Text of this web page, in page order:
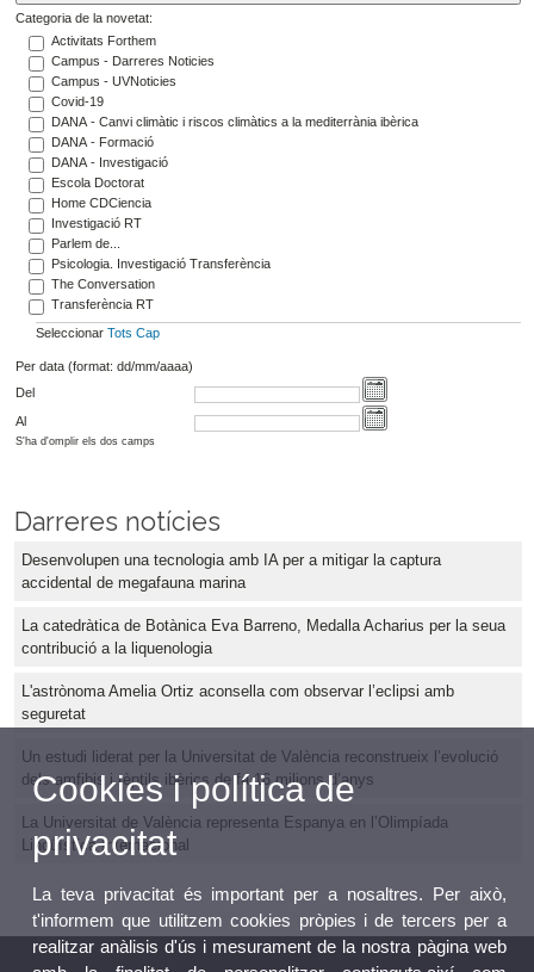
Categoria de la novetat:
Activitats Forthem
Campus - Darreres Noticies
Campus - UVNoticies
Covid-19
DANA - Canvi climàtic i riscos climàtics a la mediterrània ibèrica
DANA - Formació
DANA - Investigació
Escola Doctorat
Home CDCiencia
Investigació RT
Parlem de...
Psicologia. Investigació Transferència
The Conversation
Transferència RT
Seleccionar Tots Cap
Per data (format: dd/mm/aaaa)
Del
Al
S'ha d'omplir els dos camps
Darreres notícies
Desenvolupen una tecnologia amb IA per a mitigar la captura
accidental de megafauna marina
La catedràtica de Botànica Eva Barreno, Medalla Acharius per la seua
contribució a la liquenologia
L'astrònoma Amelia Ortiz aconsella com observar l’eclipsi amb
seguretat
Un estudi liderat per la Universitat de València reconstrueix l’evolució
dels amfibis i rèptils ibèrics de fa 16 milions d’anys
La Universitat de València representa Espanya en l’Olimpíada
Lingüística Internacional
Cookies i política de
privacitat
La teva privacitat és important per a nosaltres. Per això,
t'informem que utilitzem cookies pròpies i de tercers per a
realitzar anàlisis d'ús i mesurament de la nostra pàgina web